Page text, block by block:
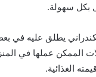
بكل سهولة.
يطلق عليه في بعض
الممكن عملها في
الغذائية.